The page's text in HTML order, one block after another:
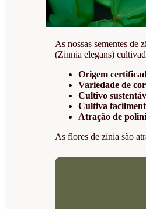
As nossas sementes de
(Zinnia elegans)
Origem
Variedade de
Cultivo
Cultiva
Atração de
As flores de zínia são